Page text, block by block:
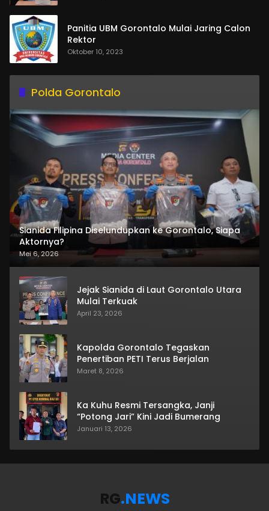
Panitia UBM Gorontalo Mulai Jaring Calon
Rektor
Oktober 10, 2023
Polda Gorontalo
Sianida Filipina Diselundupkan ke Gorontalo, Siapa
Aktornya?
Mei 6, 2026
Jejak Sianida di Laut Gorontalo Utara
Mulai Terkuak
April 23, 2026
Kapolda Gorontalo Tegaskan
Penertiban PETI Terus Berjalan
Maret 8, 2026
Ka Kuhu Resmi Tersangka, Janji
“Potong Jari” Kini Jadi Bumerang
Januari 13, 2026
RG.NEWS